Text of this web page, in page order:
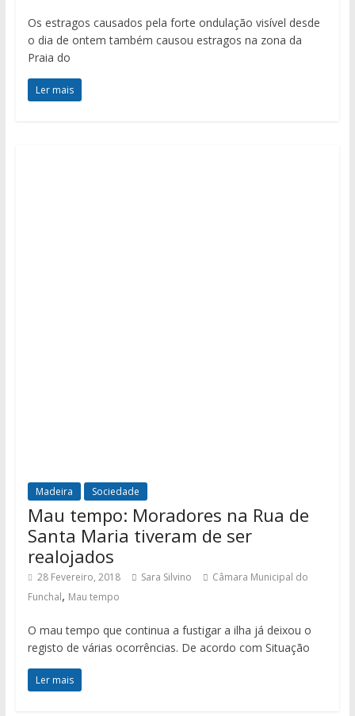
Os estragos causados pela forte ondulação visível desde
o dia de ontem também causou estragos na zona da
Praia do
Ler mais
Madeira Sociedade
Mau tempo: Moradores na Rua de
Santa Maria tiveram de ser
realojados
28 Fevereiro, 2018 Sara Silvino
Câmara Municipal do
Funchal, Mau tempo
O mau tempo que continua a fustigar a ilha já deixou o
registo de várias ocorrências. De acordo com Situação
Ler mais